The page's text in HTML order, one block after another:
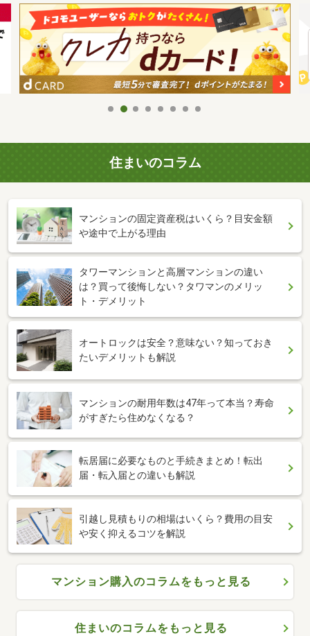
住まいのコラム
マンションの固定資産税はいくら？目安金額
や途中で上がる理由
タワーマンションと高層マンションの違い
は？買って後悔しない？タワマンのメリッ
ト・デメリット
オートロックは安全？意味ない？知っておき
たいデメリットも解説
マンションの耐用年数は47年って本当？寿命
がすぎたら住めなくなる？
転居届に必要なものと手続きまとめ！転出
届・転入届との違いも解説
引越し見積もりの相場はいくら？費用の目安
や安く抑えるコツを解説
マンション購入のコラムをもっと見る
住まいのコラムをもっと見る